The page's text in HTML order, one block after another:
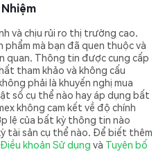
và chịu rủi ro thị trường cao.
phẩm mà bạn đã quen thuộc và
quan. Thông tin được cung cấp
tham khảo và không cấu
phải là khuyến nghị mua
số cụ thể nào hay áp dụng bất
không cam kết về độ chính
lệ của bất kỳ thông tin nào
tài sản cụ thể nào. Để biết thêm
Điều khoản Sử dụng và Tuyên bố